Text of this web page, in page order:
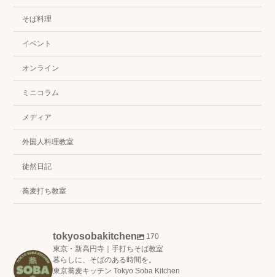
そば料理
イベント
オンライン
ミニコラム
メディア
外国人料理教室
徒然日記
蕎麦打ち教室
tokyosobakitchen
170
東京・新高円寺｜手打ちそば教室
暮らしに、そばのある時間を。
東京蕎麦キッチン Tokyo Soba Kitchen